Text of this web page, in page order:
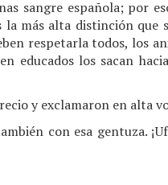
sangre española; por
más alta distinción que
respetarla todos, los
educados los sacan
y exclamaron en alta
con esa gentuza.